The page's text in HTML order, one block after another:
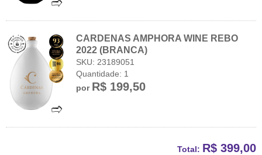
CARDENAS AMPHORA WINE REBO
2022 (BRANCA)
SKU: 23189051
Quantidade: 1
por R$ 199,50
Total: R$ 399,00